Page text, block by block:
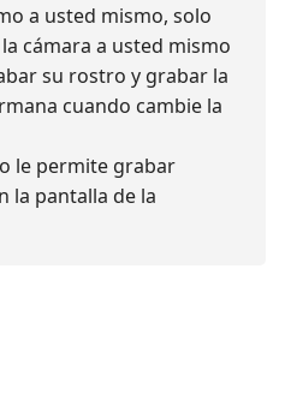
a usted mismo, solo
cámara a usted mismo
su rostro y grabar la
cuando cambie la
le permite grabar
la pantalla de la